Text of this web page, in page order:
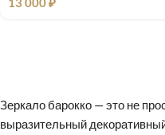
Зеркало барокко — это не
выразительный